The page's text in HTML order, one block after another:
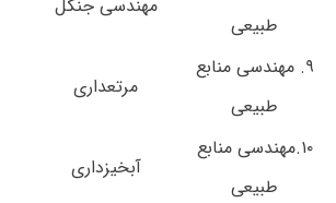
طبیعی
مهندسی جنگل
۹. مهندسی منابع
طبیعی
مرتعداری
۱۰.مهندسی منابع
طبیعی
آبخیزداری